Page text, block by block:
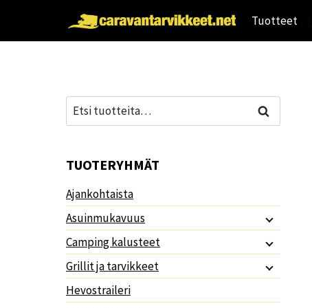
Tuotteet
Etsi: Haku
TUOTERYHMÄT
Ajankohtaista
Asuinmukavuus
Camping kalusteet
Grillit ja tarvikkeet
Hevostraileri